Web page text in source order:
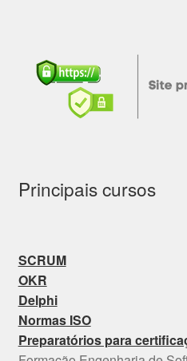
Principais cursos
SCRUM
OKR
Delphi
Normas ISO
Preparatórios para